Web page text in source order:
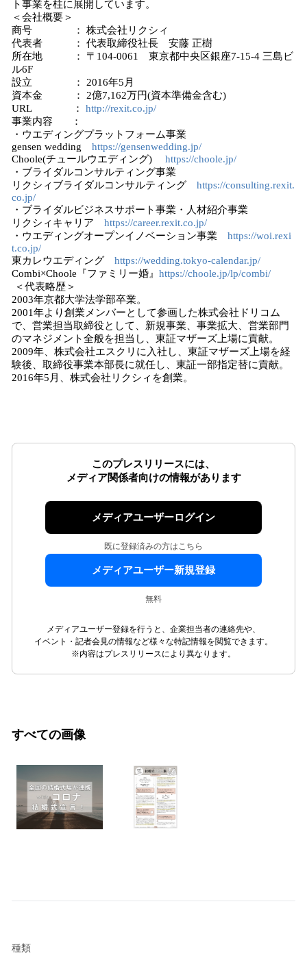
ト事業を柱に展開しています。
＜会社概要＞
商号 ： 株式会社リクシィ
代表者 ： 代表取締役社長 安藤 正樹
所在地 ： 〒104-0061 東京都中央区銀座7-15-4 三島ビ
ル6F
設立 ： 2016年5月
資本金 ： 2億7,162万円(資本準備金含む)
URL ： http://rexit.co.jp/
事業内容 ：
・ウエディングプラットフォーム事業
gensen wedding https://gensenwedding.jp/
Choole(チュールウエディング) https://choole.jp/
・ブライダルコンサルティング事業
リクシィブライダルコンサルティング https://consulting.rexit.
co.jp/
・ブライダルビジネスサポート事業・人材紹介事業
リクシィキャリア https://career.rexit.co.jp/
・ウエディングオープンイノベーション事業 https://woi.rexi
t.co.jp/
東カレウエディング https://wedding.tokyo-calendar.jp/
Combi×Choole『ファミリー婚』 https://choole.jp/lp/combi/
＜代表略歴＞
2003年京都大学法学部卒業。
2001年より創業メンバーとして参画した株式会社ドリコム
で、営業担当取締役として、新規事業、事業拡大、営業部門
のマネジメント全般を担当し、東証マザーズ上場に貢献。
2009年、株式会社エスクリに入社し、東証マザーズ上場を経
験後、取締役事業本部長に就任し、東証一部指定替に貢献。
2016年5月、株式会社リクシィを創業。
このプレスリリースには、
メディア関係者向けの情報があります
メディアユーザーログイン
既に登録済みの方はこちら
メディアユーザー新規登録
無料
メディアユーザー登録を行うと、企業担当者の連絡先や、
イベント・記者会見の情報など様々な特記情報を閲覧できます。
※内容はプレスリリースにより異なります。
すべての画像
種類